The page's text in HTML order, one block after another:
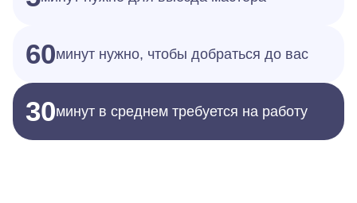
60минут нужно, чтобы добраться до вас
30минут в среднем требуется на работу